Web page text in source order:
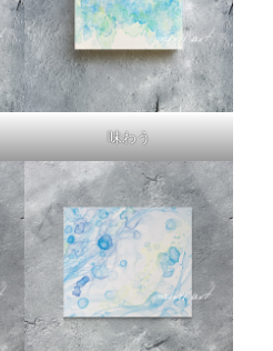
味わう